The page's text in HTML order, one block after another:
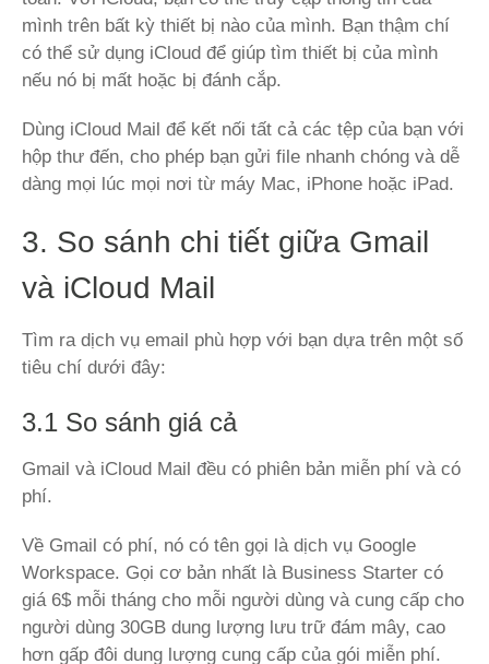
mình trên bất kỳ thiết bị nào của mình. Bạn thậm chí
có thể sử dụng iCloud để giúp tìm thiết bị của mình
nếu nó bị mất hoặc bị đánh cắp.
Dùng iCloud Mail để kết nối tất cả các tệp của bạn với
hộp thư đến, cho phép bạn gửi file nhanh chóng và dễ
dàng mọi lúc mọi nơi từ máy Mac, iPhone hoặc iPad.
3. So sánh chi tiết giữa Gmail
và iCloud Mail
Tìm ra dịch vụ email phù hợp với bạn dựa trên một số
tiêu chí dưới đây:
3.1 So sánh giá cả
Gmail và iCloud Mail đều có phiên bản miễn phí và có
phí.
Về Gmail có phí, nó có tên gọi là dịch vụ Google
Workspace. Gọi cơ bản nhất là Business Starter có
giá 6$ mỗi tháng cho mỗi người dùng và cung cấp cho
người dùng 30GB dung lượng lưu trữ đám mây, cao
hơn gấp đôi dung lượng cung cấp của gói miễn phí.